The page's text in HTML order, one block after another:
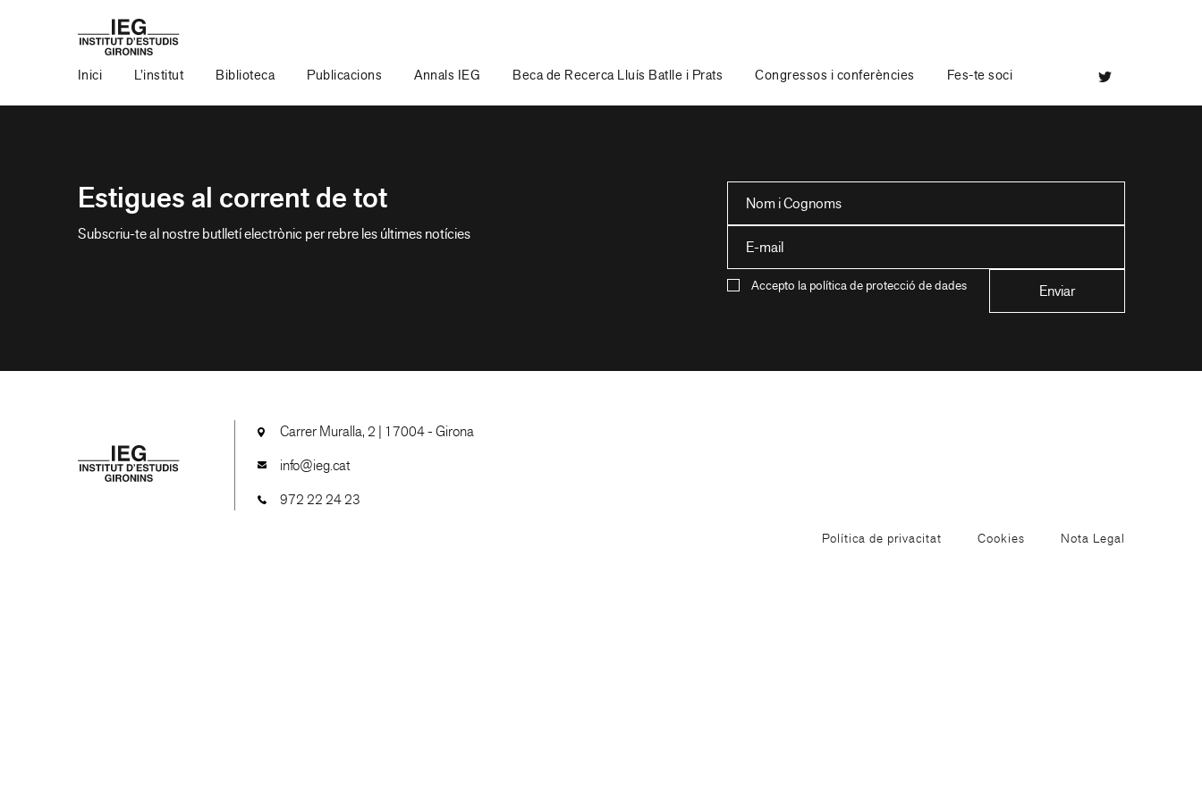
Inici L’institut Biblioteca Publicacions Annals IEG Beca de Recerca Lluís Batlle i Prats Congressos i conferències Fes-te soci
Estigues al corrent de tot
Subscriu-te al nostre butlletí electrònic per rebre les últimes notícies
Accepto la política de protecció de dades
Carrer Muralla, 2 | 17004 - Girona
info@ieg.cat
972 22 24 23
Política de privacitat Cookies Nota Legal